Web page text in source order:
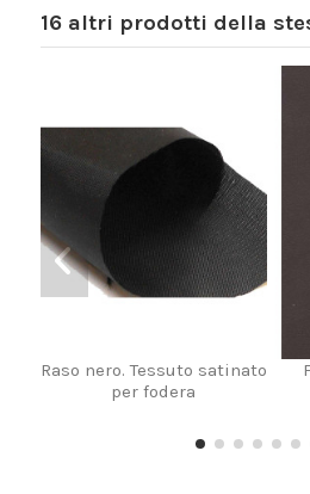
16 altri prodotti della
Raso nero. Tessuto satinato
per fodera